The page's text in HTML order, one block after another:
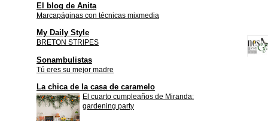
El blog de Anita
Marcapáginas con técnicas mixmedia
My Daily Style
BRETON STRIPES
Sonambulistas
Tú eres su mejor madre
La chica de la casa de caramelo
El cuarto cumpleaños de Miranda:
gardening party